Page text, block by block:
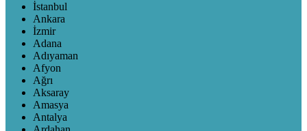
İstanbul
Ankara
İzmir
Adana
Adıyaman
Afyon
Ağrı
Aksaray
Amasya
Antalya